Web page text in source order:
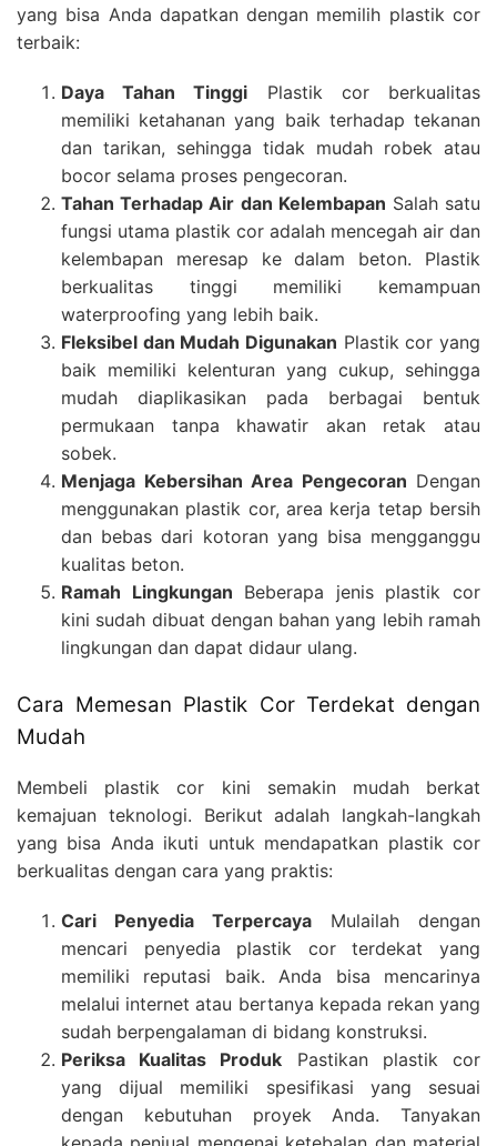
yang bisa Anda dapatkan dengan memilih plastik cor
terbaik:
Daya Tahan Tinggi Plastik cor berkualitas
memiliki ketahanan yang baik terhadap tekanan
dan tarikan, sehingga tidak mudah robek atau
bocor selama proses pengecoran.
Tahan Terhadap Air dan Kelembapan Salah satu
fungsi utama plastik cor adalah mencegah air dan
kelembapan meresap ke dalam beton. Plastik
berkualitas tinggi memiliki kemampuan
waterproofing yang lebih baik.
Fleksibel dan Mudah Digunakan Plastik cor yang
baik memiliki kelenturan yang cukup, sehingga
mudah diaplikasikan pada berbagai bentuk
permukaan tanpa khawatir akan retak atau
sobek.
Menjaga Kebersihan Area Pengecoran Dengan
menggunakan plastik cor, area kerja tetap bersih
dan bebas dari kotoran yang bisa mengganggu
kualitas beton.
Ramah Lingkungan Beberapa jenis plastik cor
kini sudah dibuat dengan bahan yang lebih ramah
lingkungan dan dapat didaur ulang.
Cara Memesan Plastik Cor Terdekat dengan
Mudah
Membeli plastik cor kini semakin mudah berkat
kemajuan teknologi. Berikut adalah langkah-langkah
yang bisa Anda ikuti untuk mendapatkan plastik cor
berkualitas dengan cara yang praktis:
Cari Penyedia Terpercaya Mulailah dengan
mencari penyedia plastik cor terdekat yang
memiliki reputasi baik. Anda bisa mencarinya
melalui internet atau bertanya kepada rekan yang
sudah berpengalaman di bidang konstruksi.
Periksa Kualitas Produk Pastikan plastik cor
yang dijual memiliki spesifikasi yang sesuai
dengan kebutuhan proyek Anda. Tanyakan